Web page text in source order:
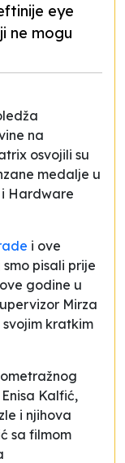
eye
ne mogu
na
osvojili su
medalje u
Hardware
i ove
pisali prije
godine u
Mirza
kratkim
Kalfić,
i njihova
sa filmom